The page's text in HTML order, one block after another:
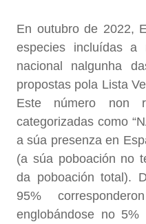
En outubro de 2022,
especies incluídas a
nacional nalgunha
propostas pola Lista
Este número non
categorizadas como
a súa presenza en
(a súa poboación no
da poboación total).
95%
englobándose no